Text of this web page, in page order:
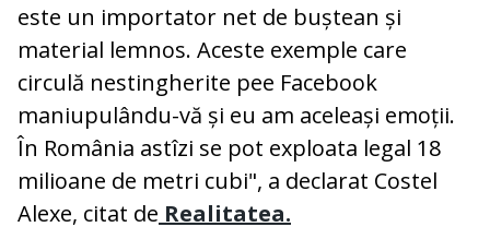
este un importator net de buștean și
material lemnos. Aceste exemple care
circulă nestingherite pee Facebook
maniupulându-vă și eu am aceleași emoții.
În România astîzi se pot exploata legal 18
milioane de metri cubi", a declarat Costel
Alexe, citat de Realitatea.